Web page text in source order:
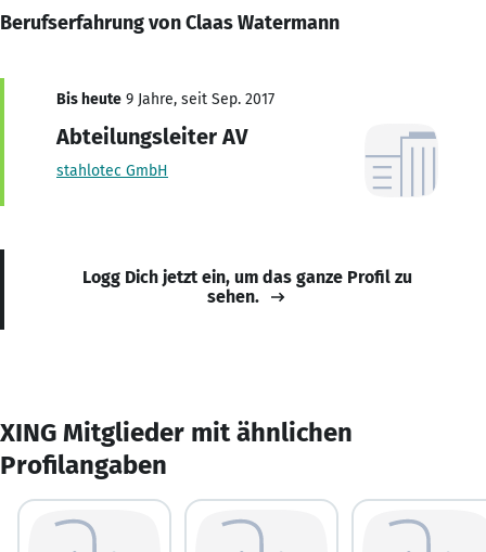
Berufserfahrung von Claas Watermann
Bis heute 9 Jahre, seit Sep. 2017
Abteilungsleiter AV
stahlotec GmbH
Logg Dich jetzt ein, um das ganze Profil zu
sehen.
XING Mitglieder mit ähnlichen
Profilangaben